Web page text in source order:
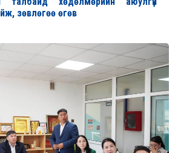
зөвлөгөө өгөв